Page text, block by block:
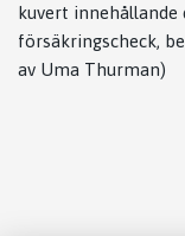
kuvert innehållande
försäkringscheck,
av Uma Thurman)